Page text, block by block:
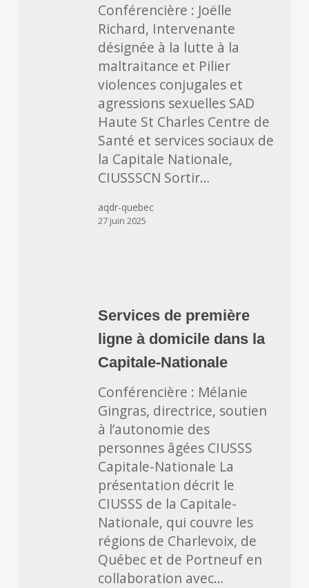
maltraitance!
Conférencière : Joëlle
Richard, Intervenante
désignée à la lutte à la
maltraitance et Pilier
violences conjugales et
agressions sexuelles SAD
Haute St Charles Centre de
Santé et services sociaux de
la Capitale Nationale,
CIUSSSCN Sortir…
aqdr-quebec
27 juin 2025
de
première
ligne
à
dans
la
Capitale-
Nationale
Services de première
ligne à domicile dans la
Capitale-Nationale
Conférencière : Mélanie
Gingras, directrice, soutien
à l’autonomie des
personnes âgées CIUSSS
Capitale-Nationale La
présentation décrit le
CIUSSS de la Capitale-
Nationale, qui couvre les
régions de Charlevoix, de
Québec et de Portneuf en
collaboration avec…